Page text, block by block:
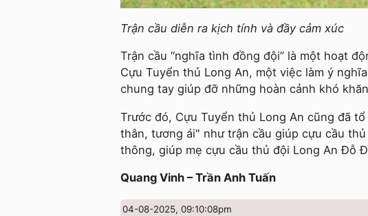
Trận cầu diễn ra kịch tính và đầy cảm xúc
Trận cầu “nghĩa tình đồng đội” là một hoạt
Cựu Tuyển thủ Long An, một việc làm ý
chung tay giúp đỡ những hoàn cảnh khó
Trước đó, Cựu Tuyển thủ Long An cũng đã
thân, tương ái" như trận cầu giúp cựu cầu
thông, giúp mẹ cựu cầu thủ đội Long An Đỗ
Quang Vinh – Trần Anh Tuấn
04-08-2025, 09:10:08pm